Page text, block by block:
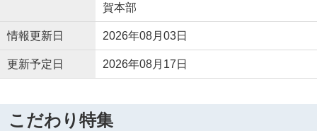
賀本部
情報更新日 2026年08月03日
更新予定日 2026年08月17日
こだわり特集